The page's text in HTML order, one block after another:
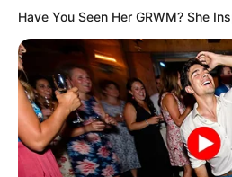
Por ahora, elalcalde de
disposición para trabajar de
nuevo Gobierno nacional.
LEA TAMBIÉN
Have You Seen Her GRWM? She